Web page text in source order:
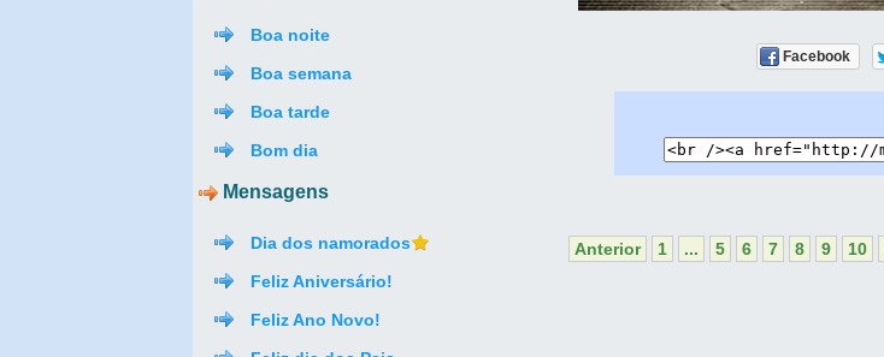
Boa noite
Boa semana
Boa tarde
Bom dia
Mensagens
Dia dos namorados
Feliz Aniversário!
Feliz Ano Novo!
Facebook
Anterior 1 ... 5 6 7 8 9 10